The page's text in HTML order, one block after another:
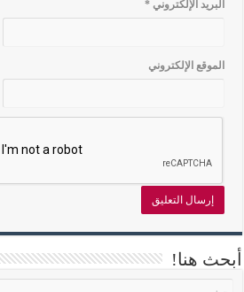
البريد الإلكتروني*
الموقع الإلكتروني
أبحث هنا!